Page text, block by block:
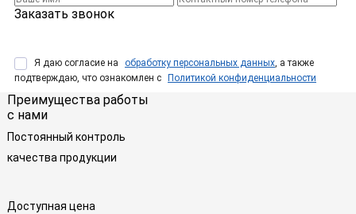
Заказать звонок
Я даю согласие на обработку персональных данных, а также
подтверждаю, что ознакомлен с
Политикой конфиденциальности
Преимущества работы
с нами
Постоянный контроль
качества продукции
Доступная цена